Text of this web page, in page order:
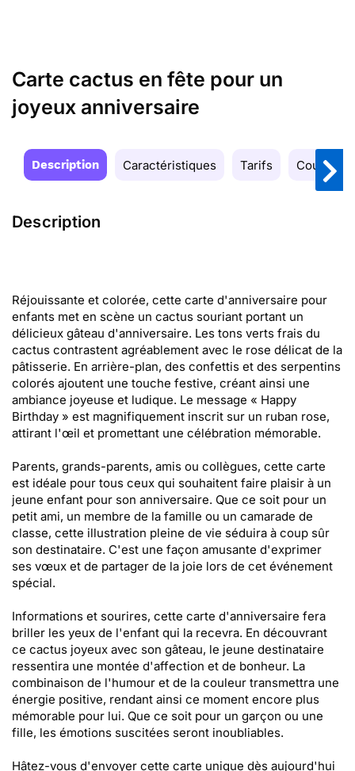
Carte cactus en fête pour un
joyeux anniversaire
Description Caractéristiques Tarifs Couleurs
Description
Réjouissante et colorée, cette carte d'anniversaire pour
enfants met en scène un cactus souriant portant un
délicieux gâteau d'anniversaire. Les tons verts frais du
cactus contrastent agréablement avec le rose délicat de la
pâtisserie. En arrière-plan, des confettis et des serpentins
colorés ajoutent une touche festive, créant ainsi une
ambiance joyeuse et ludique. Le message « Happy
Birthday » est magnifiquement inscrit sur un ruban rose,
attirant l'œil et promettant une célébration mémorable.
Parents, grands-parents, amis ou collègues, cette carte
est idéale pour tous ceux qui souhaitent faire plaisir à un
jeune enfant pour son anniversaire. Que ce soit pour un
petit ami, un membre de la famille ou un camarade de
classe, cette illustration pleine de vie séduira à coup sûr
son destinataire. C'est une façon amusante d'exprimer
ses vœux et de partager de la joie lors de cet événement
spécial.
Informations et sourires, cette carte d'anniversaire fera
briller les yeux de l'enfant qui la recevra. En découvrant
ce cactus joyeux avec son gâteau, le jeune destinataire
ressentira une montée d'affection et de bonheur. La
combinaison de l'humour et de la couleur transmettra une
énergie positive, rendant ainsi ce moment encore plus
mémorable pour lui. Que ce soit pour un garçon ou une
fille, les émotions suscitées seront inoubliables.
Hâtez-vous d'envoyer cette carte unique dès aujourd'hui